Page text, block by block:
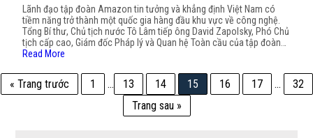
Lãnh đạo tập đoàn Amazon tin tưởng và khẳng định Việt Nam có
tiềm năng trở thành một quốc gia hàng đầu khu vực về công nghệ.
Tổng Bí thư, Chủ tịch nước Tô Lâm tiếp ông David Zapolsky, Phó Chủ
tịch cấp cao, Giám đốc Pháp lý và Quan hệ Toàn cầu của tập đoàn…
Read More
« Trang trước 1 … 13 14 15 16 17 …
32
Trang sau »